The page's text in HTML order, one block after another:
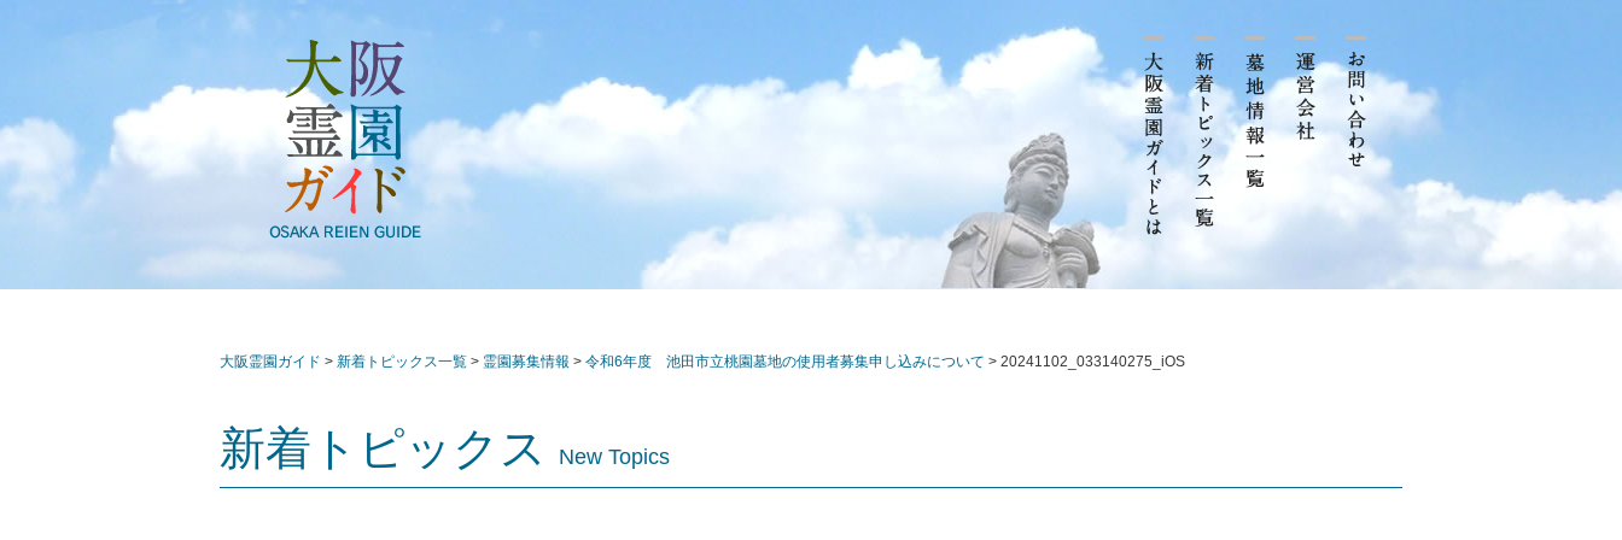
大阪霊園ガイド > 新着トピックス一覧 > 霊園募集情報 > 令和6年度 池田市立桃園墓地の使用者募集申し込みについて > 20241102_033140275_iOS
新着トピックス New Topics